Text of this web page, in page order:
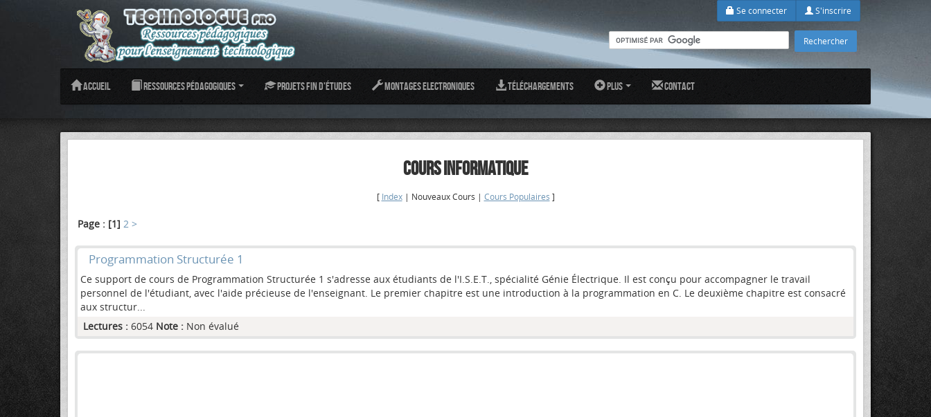
Se connecter S'inscrire
Accueil Ressources pédagogiques Projets fin d'études Montages Electroniques Téléchargements Plus Contact
COURS INFORMATIQUE
[ Index| Nouveaux Cours | Cours Populaires ]
Page : [1] 2 >
Programmation Structurée 1
Ce support de cours de Programmation Structurée 1 s'adresse aux étudiants de l'I.S.E.T., spécialité Génie Électrique. Il est conçu pour accompagner le travail
personnel de l'étudiant, avec l'aide précieuse de l'enseignant. Le premier chapitre est une introduction à la programmation en C. Le deuxième chapitre est consacré
aux structur...
Lectures : 6054 Note : Non évalué